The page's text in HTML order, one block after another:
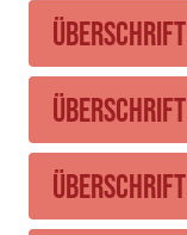
Überschrift
Überschrift
Überschrift